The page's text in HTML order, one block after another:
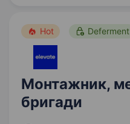
Hot Deferment
Монтажник,
бригади